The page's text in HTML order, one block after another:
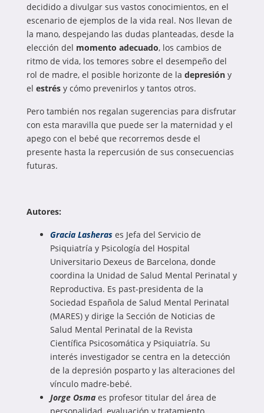
decidido a divulgar sus vastos conocimientos, en el
escenario de ejemplos de la vida real. Nos llevan de
la mano, despejando las dudas planteadas, desde la
elección del momento adecuado, los cambios de
ritmo de vida, los temores sobre el desempeño del
rol de madre, el posible horizonte de la depresión y
el estrés y cómo prevenirlos y tantos otros.
Pero también nos regalan sugerencias para disfrutar
con esta maravilla que puede ser la maternidad y el
apego con el bebé que recorremos desde el
presente hasta la repercusión de sus consecuencias
futuras.
Autores:
Gracia Lasheras es Jefa del Servicio de
Psiquiatría y Psicología del Hospital
Universitario Dexeus de Barcelona, donde
coordina la Unidad de Salud Mental Perinatal y
Reproductiva. Es past-presidenta de la
Sociedad Española de Salud Mental Perinatal
(MARES) y dirige la Sección de Noticias de
Salud Mental Perinatal de la Revista
Científica Psicosomática y Psiquiatría. Su
interés investigador se centra en la detección
de la depresión posparto y las alteraciones del
vínculo madre-bebé.
Jorge Osma es profesor titular del área de